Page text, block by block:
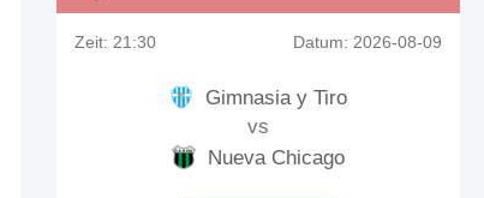
Zeit: 21:30 Datum: 2026-08-09
Gimnasia y Tiro
vs
Nueva Chicago